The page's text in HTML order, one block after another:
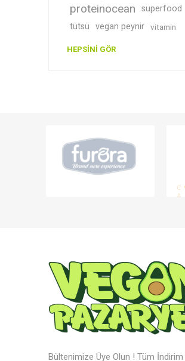
proteinocean
superfood
tütsü
vegan peynir vitamin
HEPSINI GÖR
Bültenimize Üye Olun ! Tüm İndirim